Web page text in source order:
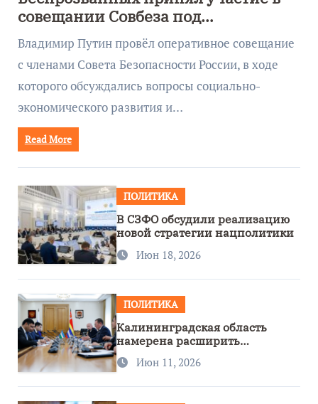
совещании Совбеза под
руководством Путина
Владимир Путин провёл оперативное совещание
с членами Совета Безопасности России, в ходе
которого обсуждались вопросы социально-
экономического развития и…
Read More
ПОЛИТИКА
В СЗФО обсудили реализацию
новой стратегии нацполитики
Июн 18, 2026
ПОЛИТИКА
Калининградская область
намерена расширить
сотрудничество с Узбекистаном
Июн 11, 2026